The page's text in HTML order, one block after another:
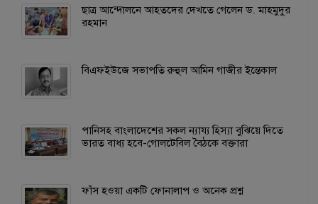
ছাত্র আন্দোলনে আহতদের দেখতে গেলেন ড. মাহমুদুর
রহমান
বিএফইউজে সভাপতি রুহুল আমিন গাজীর ইন্তেকাল
পানিসহ বাংলাদেশের সকল ন্যায্য হিস্যা বুঝিয়ে দিতে
ভারত বাধ্য হবে-গোলটেবিল বৈঠকে বক্তারা
ফাঁস হওয়া একটি ফোনালাপ ও অনেক প্রশ্ন